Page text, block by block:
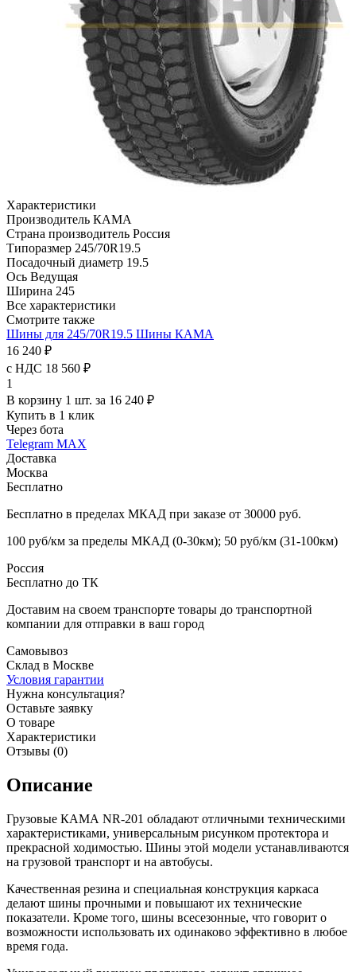
Характеристики
Производитель КАМА
Страна производитель Россия
Типоразмер 245/70R19.5
Посадочный диаметр 19.5
Ось Ведущая
Ширина 245
Все характеристики
Смотрите также
Шины для 245/70R19.5 Шины КАМА
16 240 ₽
с НДС 18 560 ₽
1
В корзину 1 шт. за 16 240 ₽
Купить в 1 клик
Через бота
Telegram MAX
Доставка
Москва
Бесплатно
Бесплатно в пределах МКАД при заказе от 30000 руб.
100 руб/км за пределы МКАД (0-30км); 50 руб/км (31-100км)
Россия
Бесплатно до ТК
Доставим на своем транспорте товары до транспортной
компании для отправки в ваш город
Самовывоз
Склад в Москве
Условия гарантии
Нужна консультация?
Оставьте заявку
О товаре
Характеристики
Отзывы (0)
Описание
Грузовые КАМА NR-201 обладают отличными техническими
характеристиками, универсальным рисунком протектора и
прекрасной ходимостью. Шины этой модели устанавливаются
на грузовой транспорт и на автобусы.
Качественная резина и специальная конструкция каркаса
делают шины прочными и повышают их технические
показатели. Кроме того, шины всесезонные, что говорит о
возможности использовать их одинаково эффективно в любое
время года.